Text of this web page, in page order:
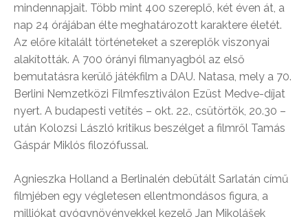
mindennapjait. Több mint 400 szereplő, két éven át, a
nap 24 órájában élte meghatározott karaktere életét.
Az előre kitalált történeteket a szereplők viszonyai
alakították. A 700 órányi filmanyagból az első
bemutatásra kerülő játékfilm a DAU. Natasa, mely a 70.
Berlini Nemzetközi Filmfesztiválon Ezüst Medve-díjat
nyert. A budapesti vetítés – okt. 22., csütörtök, 20.30 –
után Kolozsi László kritikus beszélget a filmről Tamás
Gáspár Miklós filozófussal.
Agnieszka Holland a Berlinalén debütált Sarlatán című
filmjében egy végletesen ellentmondásos figura, a
milliókat gyógynövényekkel kezelő Jan Mikolášek